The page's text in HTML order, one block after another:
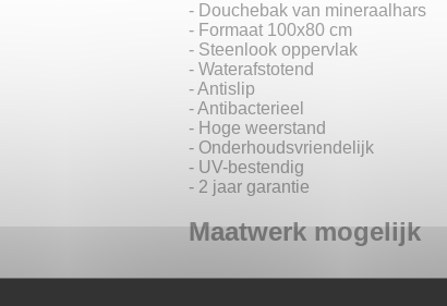
- Douchebak van mineraalhars
- Formaat 100x80 cm
- Steenlook oppervlak
- Waterafstotend
- Antislip
- Antibacterieel
- Hoge weerstand
- Onderhoudsvriendelijk
- UV-bestendig
- 2 jaar garantie
Maatwerk mogelijk